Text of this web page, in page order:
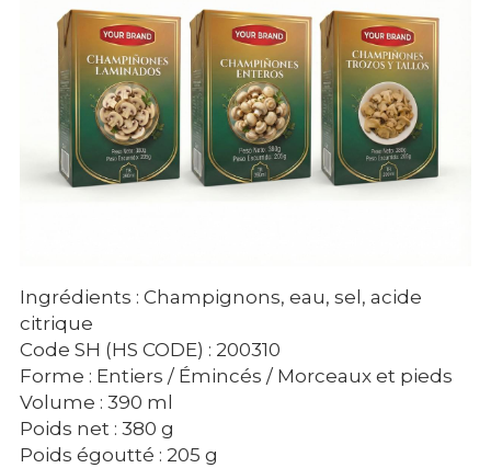
Ingrédients : Champignons, eau, sel, acide
citrique
Code SH (HS CODE) : 200310
Forme : Entiers / Émincés / Morceaux et pieds
Volume : 390 ml
Poids net : 380 g
Poids égoutté : 205 g